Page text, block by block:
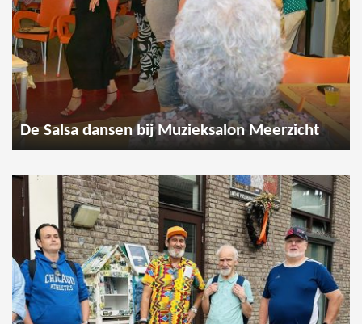
De Salsa dansen bij Muzieksalon Meerzicht